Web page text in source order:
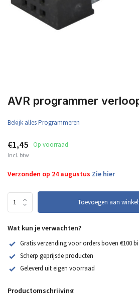
AVR programmer
Bekijk alles Programmeren
€1,45 Op voorraad
Incl. btw
Verzonden op 24 augustus Zie hier
Toevoegen aan
Wat kun je verwachten?
Gratis verzending voor orders boven €100
Scherp geprijsde producten
Geleverd uit eigen voorraad
Productomschrijving